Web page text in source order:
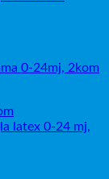
0-24mj, 2kom